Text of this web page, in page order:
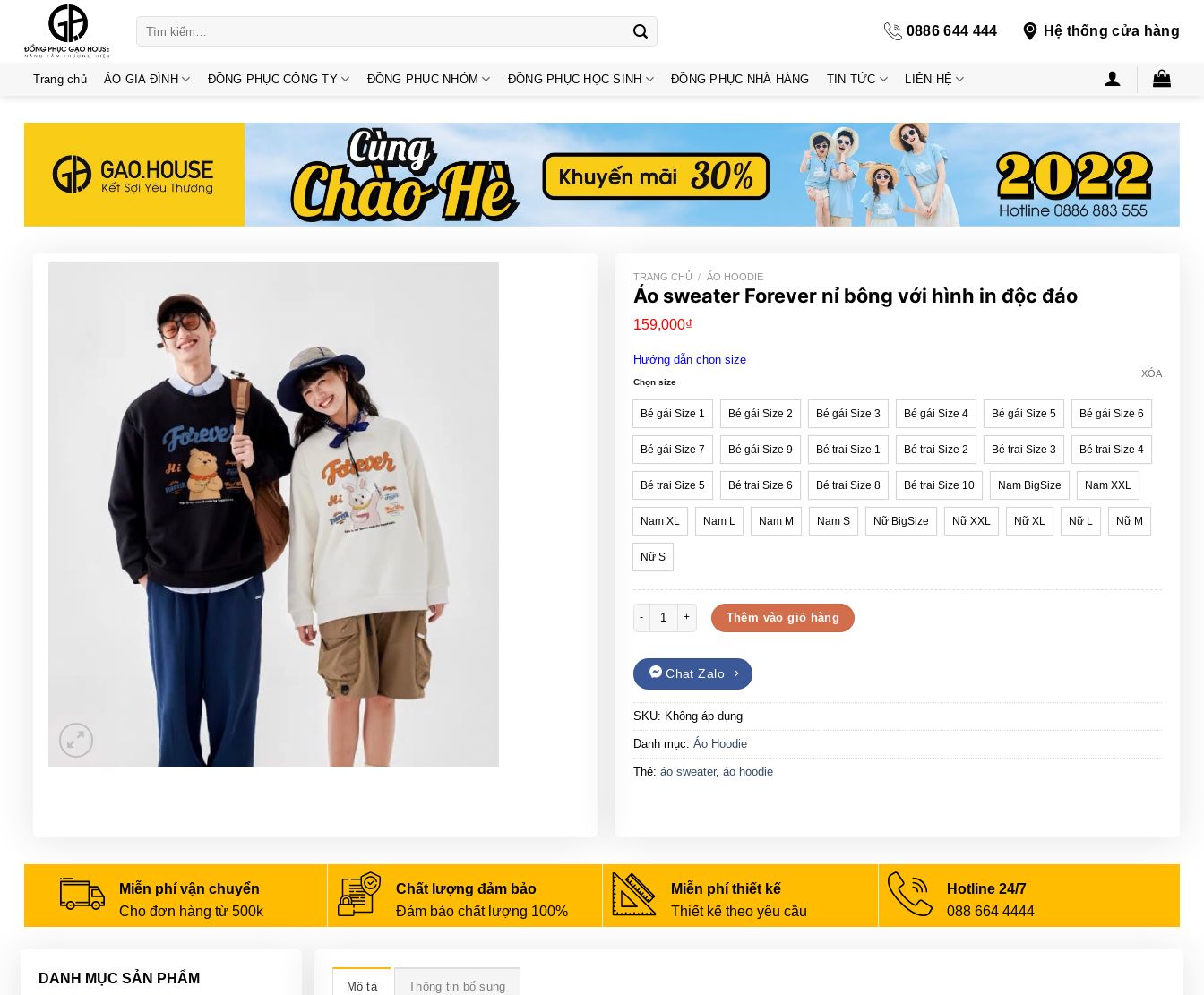
content
0886 644 444 Hệ thống cửa hàng
Trang chủ ÁO GIA ĐÌNH ĐỒNG PHỤC CÔNG TY ĐỒNG PHỤC NHÓM ĐỒNG PHỤC HỌC SINH ĐỒNG PHỤC NHÀ HÀNG TIN TỨC LIÊN HỆ
TRANG CHỦ / ÁO HOODIE
Áo sweater Forever nỉ bông với hình in độc đáo
159,000₫
Hướng dẫn chọn size
Chọn size
Bé gái Size 1 Bé gái Size 2 Bé gái Size 3 Bé gái Size 4 Bé gái Size 5 Bé gái Size 6
Bé gái Size 7 Bé gái Size 9 Bé trai Size 1 Bé trai Size 2 Bé trai Size 3 Bé trai Size 4
Bé trai Size 5 Bé trai Size 6 Bé trai Size 8 Bé trai Size 10 Nam BigSize Nam XXL
Nam XL Nam L Nam M Nam S Nữ BigSize Nữ XXL Nữ XL Nữ L Nữ M
Nữ S
XÓA
Áo sweater Forever nỉ bông với hình in độc đáo số lượng
Thêm vào giỏ hàng
Chat Zalo
SKU: Không áp dụng
Danh mục: Áo Hoodie
Thẻ: áo sweater, áo hoodie
Miễn phí vận chuyển
Cho đơn hàng từ 500k
Chất lượng đảm bảo
Đảm bảo chất lượng 100%
Miễn phí thiết kế
Thiết kế theo yêu cầu
Hotline 24/7
088 664 4444
DANH MỤC SẢN PHẨM
Mô tả Thông tin bổ sung